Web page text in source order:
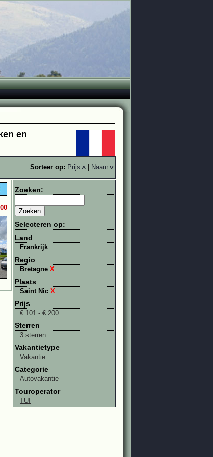
en
Sorteer op: Prijs Naam
Zoeken:
Selecteren op:
Land
Frankrijk
Regio
Bretagne X
Plaats
Saint Nic X
Prijs
€ 101 - € 200
Sterren
3 sterren
Vakantietype
Vakantie
Categorie
Autovakantie
Touroperator
TUI